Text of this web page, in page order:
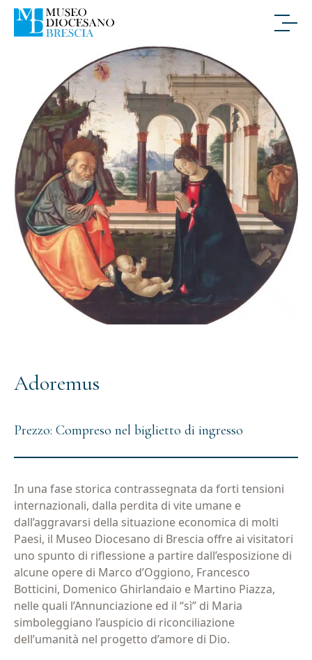
Adoremus
Prezzo: Compreso nel biglietto di ingresso
In una fase storica contrassegnata da forti tensioni
internazionali, dalla perdita di vite umane e
dall’aggravarsi della situazione economica di molti
Paesi, il Museo Diocesano di Brescia offre ai visitatori
uno spunto di riflessione a partire dall’esposizione di
alcune opere di Marco d’Oggiono, Francesco
Botticini, Domenico Ghirlandaio e Martino Piazza,
nelle quali l’Annunciazione ed il “sì” di Maria
simboleggiano l’auspicio di riconciliazione
dell’umanità nel progetto d’amore di Dio.